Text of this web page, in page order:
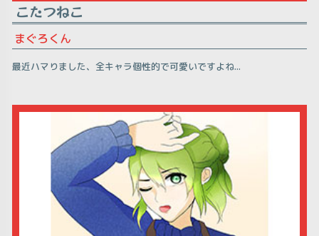
こたつねこ
まぐろくん
最近ハマりました、全キャラ個性的で可愛いですよね...